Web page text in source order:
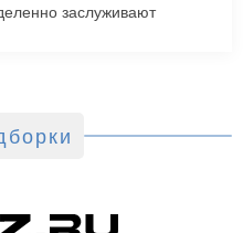
заслуживают